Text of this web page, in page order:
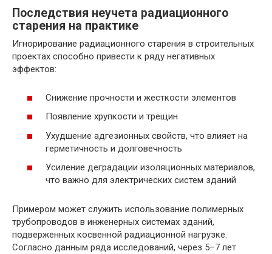
Последствия неучета радиационного
старения на практике
Игнорирование радиационного старения в строительных
проектах способно привести к ряду негативных
эффектов:
Снижение прочности и жесткости элементов
Появление хрупкости и трещин
Ухудшение адгезионных свойств, что влияет на
герметичность и долговечность
Усиление деградации изоляционных материалов,
что важно для электрических систем зданий
Примером может служить использование полимерных
трубопроводов в инженерных системах зданий,
подверженных косвенной радиационной нагрузке.
Согласно данным ряда исследований, через 5–7 лет